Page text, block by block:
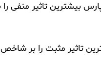
بیشترین تاثیر منفی
تاثیر مثبت را بر